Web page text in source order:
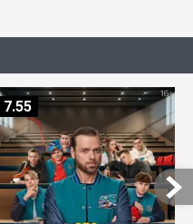
7.55